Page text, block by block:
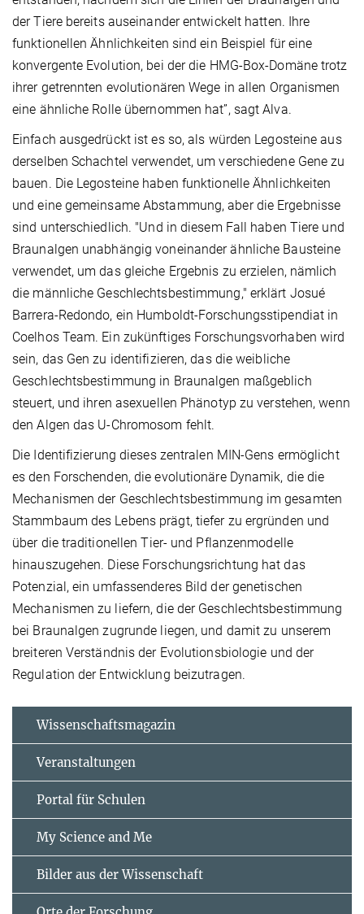
der Tiere bereits auseinander entwickelt hatten. Ihre
funktionellen Ähnlichkeiten sind ein Beispiel für eine
konvergente Evolution, bei der die HMG-Box-Domäne trotz
ihrer getrennten evolutionären Wege in allen Organismen
eine ähnliche Rolle übernommen hat”, sagt Alva.
Einfach ausgedrückt ist es so, als würden Legosteine aus
derselben Schachtel verwendet, um verschiedene Gene zu
bauen. Die Legosteine haben funktionelle Ähnlichkeiten
und eine gemeinsame Abstammung, aber die Ergebnisse
sind unterschiedlich. "Und in diesem Fall haben Tiere und
Braunalgen unabhängig voneinander ähnliche Bausteine
verwendet, um das gleiche Ergebnis zu erzielen, nämlich
die männliche Geschlechtsbestimmung," erklärt Josué
Barrera-Redondo, ein Humboldt-Forschungsstipendiat in
Coelhos Team. Ein zukünftiges Forschungsvorhaben wird
sein, das Gen zu identifizieren, das die weibliche
Geschlechtsbestimmung in Braunalgen maßgeblich
steuert, und ihren asexuellen Phänotyp zu verstehen, wenn
den Algen das U-Chromosom fehlt.
Die Identifizierung dieses zentralen MIN-Gens ermöglicht
es den Forschenden, die evolutionäre Dynamik, die die
Mechanismen der Geschlechtsbestimmung im gesamten
Stammbaum des Lebens prägt, tiefer zu ergründen und
über die traditionellen Tier- und Pflanzenmodelle
hinauszugehen. Diese Forschungsrichtung hat das
Potenzial, ein umfassenderes Bild der genetischen
Mechanismen zu liefern, die der Geschlechtsbestimmung
bei Braunalgen zugrunde liegen, und damit zu unserem
breiteren Verständnis der Evolutionsbiologie und der
Regulation der Entwicklung beizutragen.
Wissenschaftsmagazin
Veranstaltungen
Portal für Schulen
My Science and Me
Bilder aus der Wissenschaft